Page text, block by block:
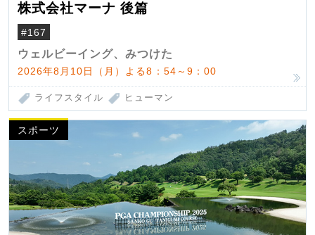
株式会社マーナ 後篇
#167
ウェルビーイング、みつけた
2026年8月10日（月）よる8：54～9：00
ライフスタイル ヒューマン
スポーツ